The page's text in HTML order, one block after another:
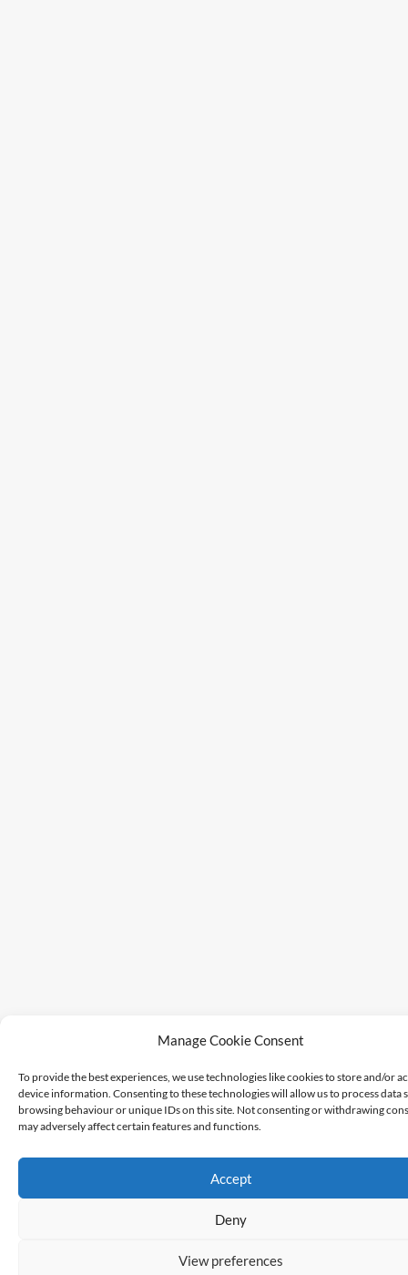
Manage Cookie Consent
To provide the best experiences, we use technologies like cookies to store and/or
device information. Consenting to these technologies will allow us to process data
browsing behaviour or unique IDs on this site. Not consenting or withdrawing
may adversely affect certain features and functions.
Accept
Deny
View preferences